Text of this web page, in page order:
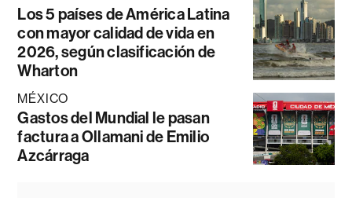
Los 5 países de América Latina
con mayor calidad de vida en
2026, según clasificación de
Wharton
MÉXICO
Gastos del Mundial le pasan
factura a Ollamani de Emilio
Azcárraga